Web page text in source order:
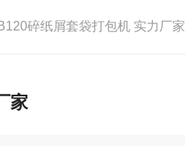
碎纸屑套袋打包机 实力厂家
家